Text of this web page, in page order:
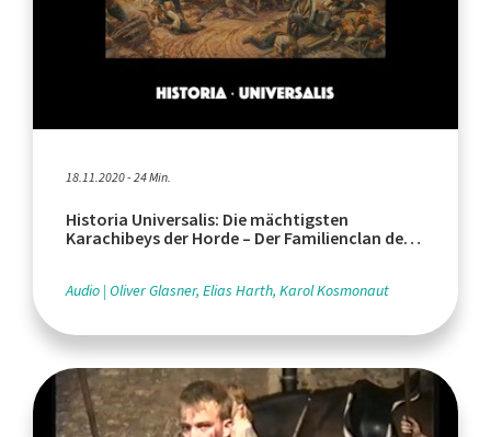
18.11.2020 - 24 Min.
Historia Universalis: Die mächtigsten
Karachibeys der Horde – Der Familienclan der
Audio Oliver Glasner, Elias Harth, Karol Kosmonaut